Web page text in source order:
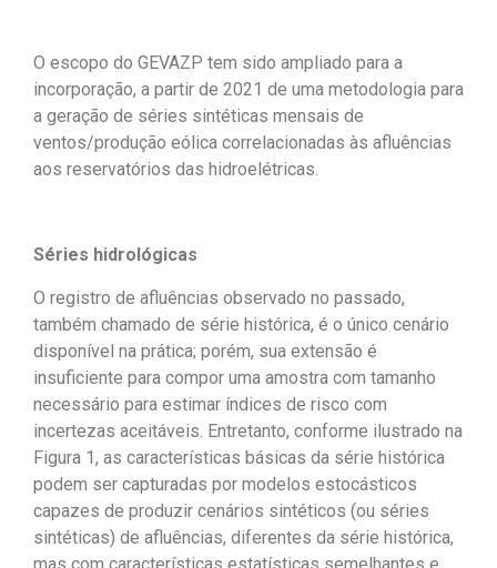
O escopo do GEVAZP tem sido ampliado para a
incorporação, a partir de 2021 de uma metodologia para
a geração de séries sintéticas mensais de
ventos/produção eólica correlacionadas às afluências
aos reservatórios das hidroelétricas.
Séries hidrológicas
O registro de afluências observado no passado,
também chamado de série histórica, é o único cenário
disponível na prática; porém, sua extensão é
insuficiente para compor uma amostra com tamanho
necessário para estimar índices de risco com
incertezas aceitáveis. Entretanto, conforme ilustrado na
Figura 1, as características básicas da série histórica
podem ser capturadas por modelos estocásticos
capazes de produzir cenários sintéticos (ou séries
sintéticas) de afluências, diferentes da série histórica,
mas com características estatísticas semelhantes e